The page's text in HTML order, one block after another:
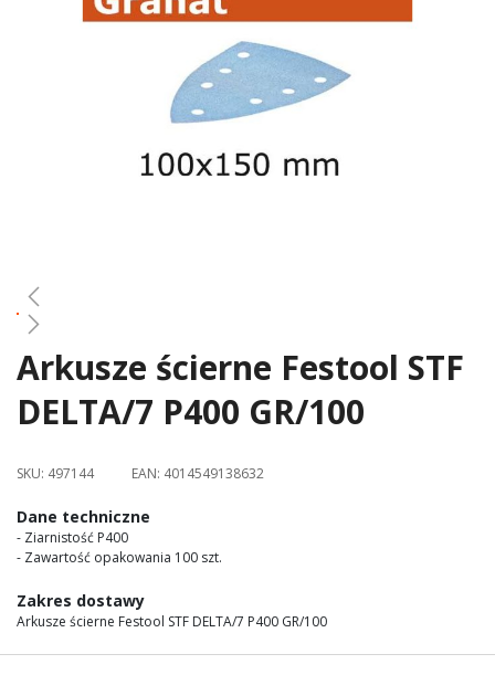
Skip
the
of
images
gallery
Arkusze ścierne Festool STF
DELTA/7 P400 GR/100
SKU: 497144 EAN: 4014549138632
Dane techniczne
- Ziarnistość P400
- Zawartość opakowania 100 szt.
Zakres dostawy
Arkusze ścierne Festool STF DELTA/7 P400 GR/100